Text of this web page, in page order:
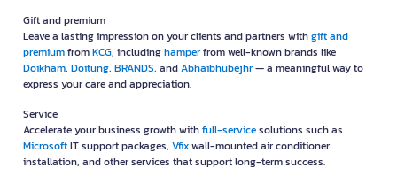
Gift and premium
Leave a lasting impression on your clients and partners withgift and
premiumfromKCG, includinghamperfrom well-known brands like
Doikham, Doitung, BRANDS, andAbhaibhubejhr— a meaningful way to
express your care and appreciation.
Service
Accelerate your business growth withfull-servicesolutions such as
MicrosoftIT support packages, Vfixwall-mounted air conditioner
installation, and other services that support long-term success.